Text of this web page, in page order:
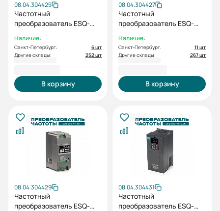
08.04.304425
Частотный
преобразователь ESQ-
Наличие:
Санкт-Петербург:
6 шт
Другие склады:
252 шт
В корзину
08.04.304427
Частотный
преобразователь ESQ-
Наличие:
Санкт-Петербург:
11 шт
Другие склады:
267 шт
В корзину
08.04.304429
Частотный
преобразователь ESQ-
08.04.304431
Частотный
преобразователь ESQ-